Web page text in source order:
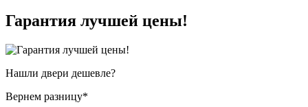
Гарантия лучшей цены!
Нашли двери дешевле?
Вернем разницу*